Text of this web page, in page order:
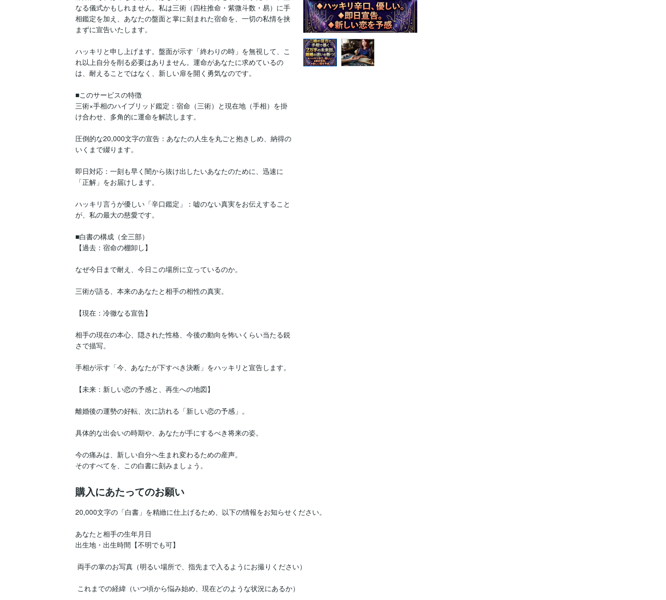
なる儀式かもしれません。私は三術（四柱推命・紫微斗数・易）に手
相鑑定を加え、あなたの盤面と掌に刻まれた宿命を、一切の私情を挟
まずに宣告いたします。
ハッキリと申し上げます。盤面が示す「終わりの時」を無視して、こ
れ以上自分を削る必要はありません。運命があなたに求めているの
は、耐えることではなく、新しい扉を開く勇気なのです。
■このサービスの特徴
三術×手相のハイブリッド鑑定：宿命（三術）と現在地（手相）を掛
け合わせ、多角的に運命を解読します。
圧倒的な20,000文字の宣告：あなたの人生を丸ごと抱きしめ、納得の
いくまで綴ります。
即日対応：一刻も早く闇から抜け出したいあなたのために、迅速に
「正解」をお届けします。
ハッキリ言うが優しい「辛口鑑定」：嘘のない真実をお伝えすること
が、私の最大の慈愛です。
■白書の構成（全三部）
【過去：宿命の棚卸し】
なぜ今日まで耐え、今日この場所に立っているのか。
三術が語る、本来のあなたと相手の相性の真実。
【現在：冷徹なる宣告】
相手の現在の本心、隠された性格、今後の動向を怖いくらい当たる鋭
さで描写。
手相が示す「今、あなたが下すべき決断」をハッキリと宣告します。
【未来：新しい恋の予感と、再生への地図】
離婚後の運勢の好転、次に訪れる「新しい恋の予感」。
具体的な出会いの時期や、あなたが手にするべき将来の姿。
今の痛みは、新しい自分へ生まれ変わるための産声。
そのすべてを、この白書に刻みましょう。
購入にあたってのお願い
20,000文字の「白書」を精緻に仕上げるため、以下の情報をお知らせください。
あなたと相手の生年月日
出生地・出生時間【不明でも可】